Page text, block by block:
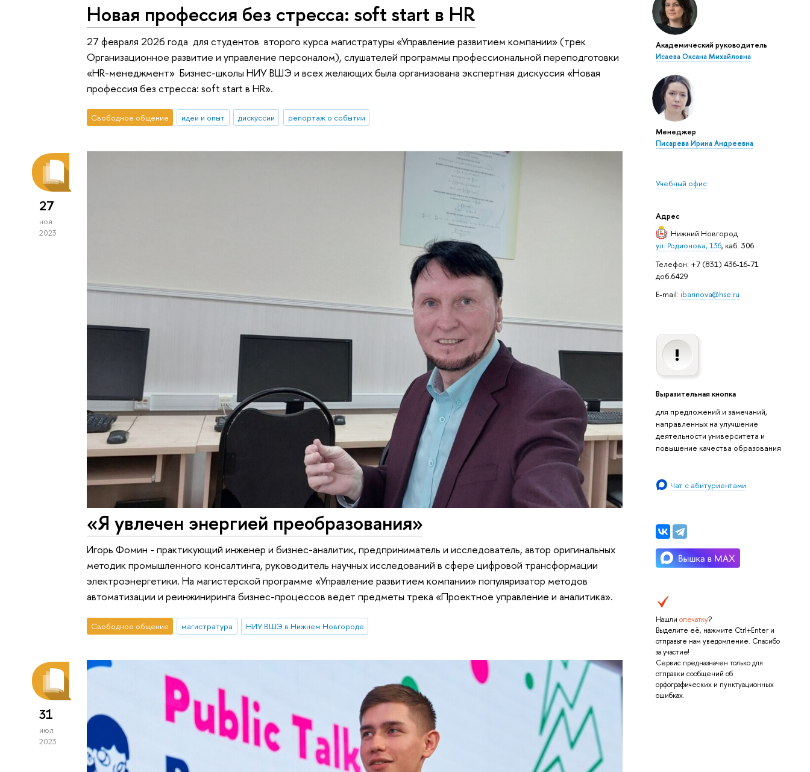
Академический руководитель
Исаева Оксана Михайловна
Менеджер
Писарева Ирина Андреевна
Учебный офис
Адрес
Нижний Новгород
ул. Родионова, 136, каб. 306
Телефон: +7 (831) 436-16-71
доб.6429
E-mail: ibarinova@hse.ru
Выразительная кнопка
для предложений и замечаний,
направленных на улучшение
деятельности университета и
повышение качества образования
Чат с абитуриентами
Нашли опечатку?
Выделите её, нажмите Ctrl+Enter и
отправьте нам уведомление. Спасибо
за участие!
Сервис предназначен только для
отправки сообщений об
орфографических и пунктуационных
ошибках.
Новая профессия без стресса: soft start в HR
27 февраля 2026 года для студентов второго курса магистратуры «Управление развитием компании» (трек
Организационное развитие и управление персоналом), слушателей программы профессиональной переподготовки
«HR-менеджмент» Бизнес-школы НИУ ВШЭ и всех желающих была организована экспертная дискуссия «Новая
профессия без стресса: soft start в HR».
Свободное общение идеи и опыт дискуссии репортаж о событии
27
ноя
2023
«Я увлечен энергией преобразования»
Игорь Фомин - практикующий инженер и бизнес-аналитик, предприниматель и исследователь, автор оригинальных
методик промышленного консалтинга, руководитель научных исследований в сфере цифровой трансформации
электроэнергетики. На магистерской программе «Управление развитием компании» популяризатор методов
автоматизации и реинжиниринга бизнес-процессов ведет предметы трека «Проектное управление и аналитика».
Свободное общение магистратура НИУ ВШЭ в Нижнем Новгороде
31
июл
2023